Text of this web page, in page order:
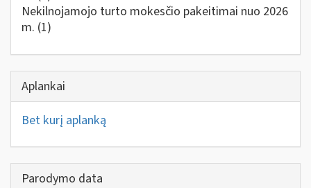
Nekilnojamojo turto mokesčio pakeitimai nuo 2026
m. (1)
Aplankai
Bet kurį aplanką
Parodymo data